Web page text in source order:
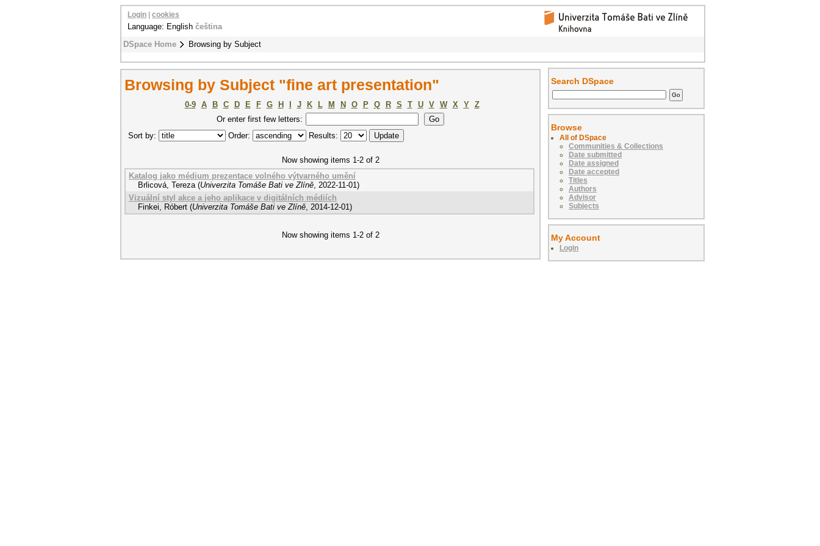
DSpace Home Browsing by Subject
Login cookies
Language: English čeština
Browsing by Subject "fine art presentation"
0-9 A B C D E F G H J K L M N O P Q R S T U V W X Y
Z
Or enter first few letters:
Sort by:
Order: Results:
Now showing items 1-2 of 2
Katalog jako médium prezentace volného výtvarného umění
Brlicová, Tereza (Univerzita Tomáše Bati ve Zlíně, 2022-11-01)
Vizuální styl akce a jeho aplikace v digitálních médiích
Finkei, Róbert (Univerzita Tomáše Bati ve Zlíně, 2014-12-01)
Now showing items 1-2 of 2
Search DSpace
Browse
All of DSpace
Communities & Collections
Date submitted
Date assigned
Date accepted
Titles
Authors
Advisor
Subjects
My Account
Login